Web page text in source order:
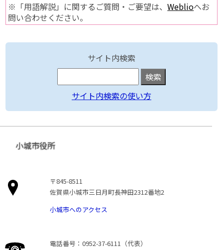
※「用語解説」に関するご質問・ご要望は、Weblioへお
問い合わせください。
サイト内検索
サイト内検索の使い方
小城市役所
〒845-8511
佐賀県小城市三日月町長神田2312番地2
小城市へのアクセス
電話番号：0952-37-6111（代表）